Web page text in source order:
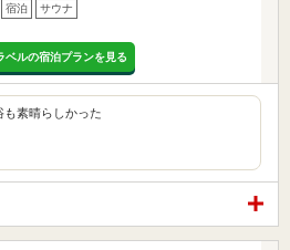
宿泊 サウナ
ベルの宿泊プランを見る
も素晴らしかった